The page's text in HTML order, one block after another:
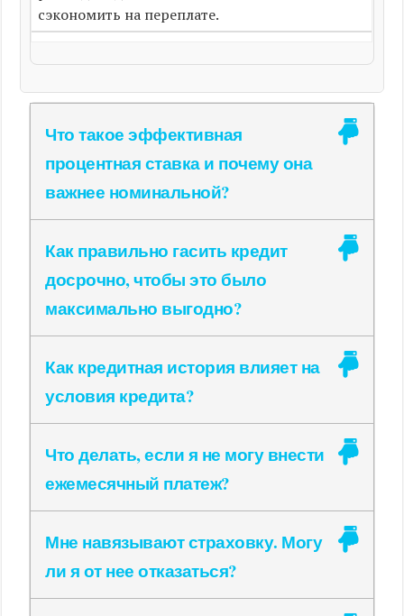
сэкономить на переплате.
Что такое эффективная
процентная ставка и почему она
важнее номинальной?
Как правильно гасить кредит
досрочно, чтобы это было
максимально выгодно?
Как кредитная история влияет на
условия кредита?
Что делать, если я не могу внести
ежемесячный платеж?
Мне навязывают страховку. Могу
ли я от нее отказаться?